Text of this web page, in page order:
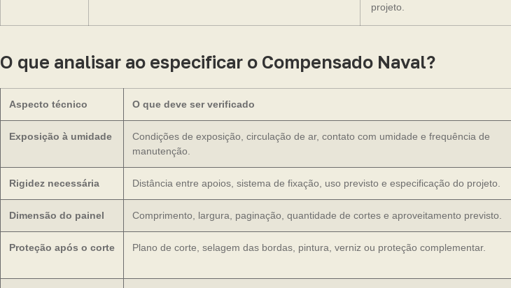
projeto.
O que analisar ao especificar o Compensado Naval?
Aspecto técnico O que deve ser verificado
Exposição à umidade
Condições de exposição, circulação de ar, contato com umidade e frequência de
manutenção.
Rigidez necessária Distância entre apoios, sistema de fixação, uso previsto e especificação do projeto.
Dimensão do painel Comprimento, largura, paginação, quantidade de cortes e aproveitamento previsto.
Proteção após o corte Plano de corte, selagem das bordas, pintura, verniz ou proteção complementar.